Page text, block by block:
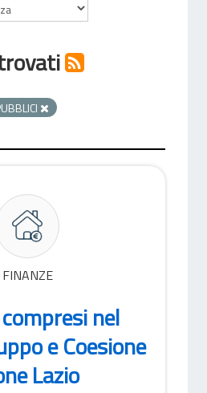
FINANZE
nel
e Coesione
Lazio